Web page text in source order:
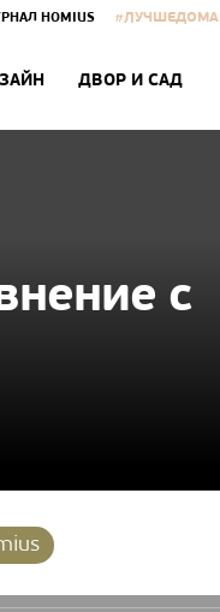
HOMIUS #ЛУЧШЕДОМА
ДВОР И САД
с